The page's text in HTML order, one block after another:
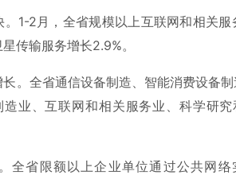
1-2月，全省规模以上互联网和相关服
传输服务增长2.9%。
。全省通信设备制造、智能消费设备
业、互联网和相关服务业、科学研究
全省限额以上企业单位通过公共网